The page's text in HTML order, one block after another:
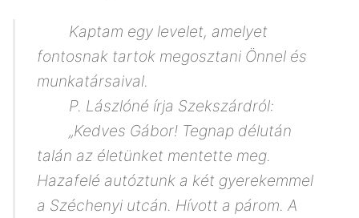
Kaptam egy levelet, amelyet
fontosnak tartok megosztani Önnel és
munkatársaival.
P. Lászlóné írja Szekszárdról:
„Kedves Gábor! Tegnap délután
talán az életünket mentette meg.
Hazafelé autóztunk a két gyerekemmel
a Széchenyi utcán. Hívott a párom. A